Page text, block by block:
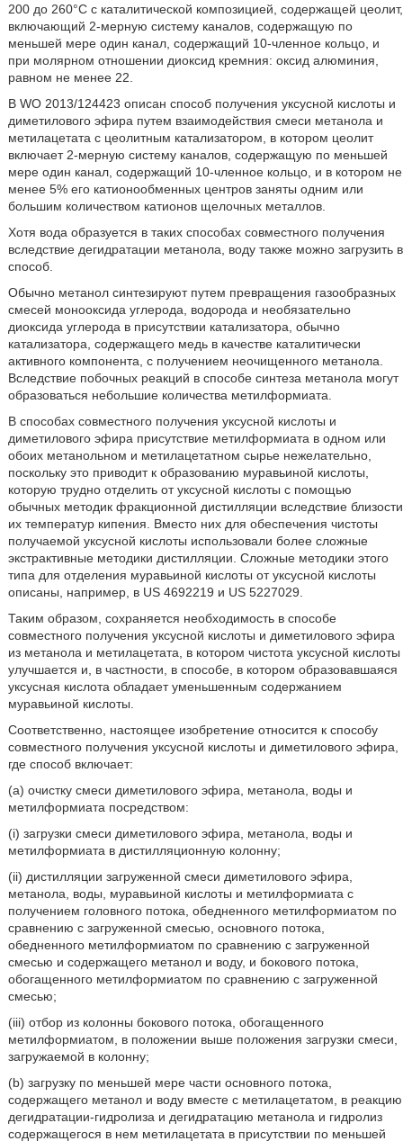
200 до 260°С с каталитической композицией, содержащей цеолит,
включающий 2-мерную систему каналов, содержащую по
меньшей мере один канал, содержащий 10-членное кольцо, и
при молярном отношении диоксид кремния: оксид алюминия,
равном не менее 22.
В WO 2013/124423 описан способ получения уксусной кислоты и
диметилового эфира путем взаимодействия смеси метанола и
метилацетата с цеолитным катализатором, в котором цеолит
включает 2-мерную систему каналов, содержащую по меньшей
мере один канал, содержащий 10-членное кольцо, и в котором не
менее 5% его катионообменных центров заняты одним или
большим количеством катионов щелочных металлов.
Хотя вода образуется в таких способах совместного получения
вследствие дегидратации метанола, воду также можно загрузить в
способ.
Обычно метанол синтезируют путем превращения газообразных
смесей монооксида углерода, водорода и необязательно
диоксида углерода в присутствии катализатора, обычно
катализатора, содержащего медь в качестве каталитически
активного компонента, с получением неочищенного метанола.
Вследствие побочных реакций в способе синтеза метанола могут
образоваться небольшие количества метилформиата.
В способах совместного получения уксусной кислоты и
диметилового эфира присутствие метилформиата в одном или
обоих метанольном и метилацетатном сырье нежелательно,
поскольку это приводит к образованию муравьиной кислоты,
которую трудно отделить от уксусной кислоты с помощью
обычных методик фракционной дистилляции вследствие близости
их температур кипения. Вместо них для обеспечения чистоты
получаемой уксусной кислоты использовали более сложные
экстрактивные методики дистилляции. Сложные методики этого
типа для отделения муравьиной кислоты от уксусной кислоты
описаны, например, в US 4692219 и US 5227029.
Таким образом, сохраняется необходимость в способе
совместного получения уксусной кислоты и диметилового эфира
из метанола и метилацетата, в котором чистота уксусной кислоты
улучшается и, в частности, в способе, в котором образовавшаяся
уксусная кислота обладает уменьшенным содержанием
муравьиной кислоты.
Соответственно, настоящее изобретение относится к способу
совместного получения уксусной кислоты и диметилового эфира,
где способ включает:
(a) очистку смеси диметилового эфира, метанола, воды и
метилформиата посредством:
(i) загрузки смеси диметилового эфира, метанола, воды и
метилформиата в дистилляционную колонну;
(ii) дистилляции загруженной смеси диметилового эфира,
метанола, воды, муравьиной кислоты и метилформиата с
получением головного потока, обедненного метилформиатом по
сравнению с загруженной смесью, основного потока,
обедненного метилформиатом по сравнению с загруженной
смесью и содержащего метанол и воду, и бокового потока,
обогащенного метилформиатом по сравнению с загруженной
смесью;
(iii) отбор из колонны бокового потока, обогащенного
метилформиатом, в положении выше положения загрузки смеси,
загружаемой в колонну;
(b) загрузку по меньшей мере части основного потока,
содержащего метанол и воду вместе с метилацетатом, в реакцию
дегидратации-гидролиза и дегидратацию метанола и гидролиз
содержащегося в нем метилацетата в присутствии по меньшей